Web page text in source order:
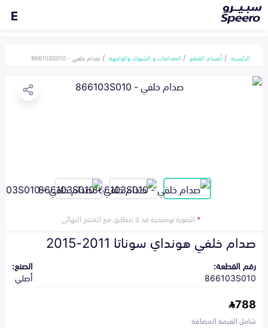
E
الرئيسية أقسام القطع الصدامات و الشبوك والواجهة صدام خلفي - 866103S010
*الصورة توضيحية قد لا تتطابق مع المنتج النهائي
صدام خلفي هونداي سوناتا 2011-2015
رقم القطعة:
866103S010
الصنع:
أصلي
788
شامل القيمة المضافة